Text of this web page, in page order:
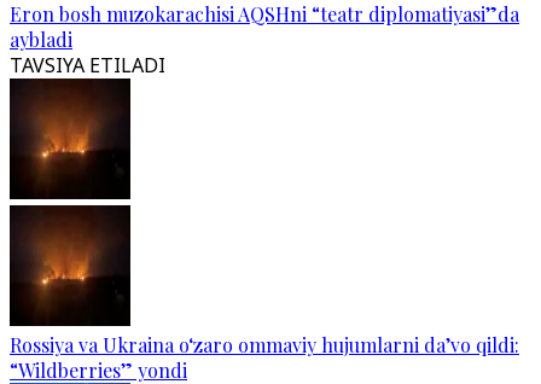
Eron bosh muzokarachisi AQSHni “teatr diplomatiyasi”da
aybladi
TAVSIYA ETILADI
Rossiya va Ukraina o‘zaro ommaviy hujumlarni da’vo qildi:
“Wildberries” yondi